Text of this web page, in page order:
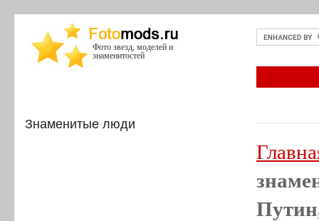
Фото звезд, моделей и
знаменитостей
Знаменитые люди